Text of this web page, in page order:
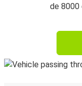
de 8000